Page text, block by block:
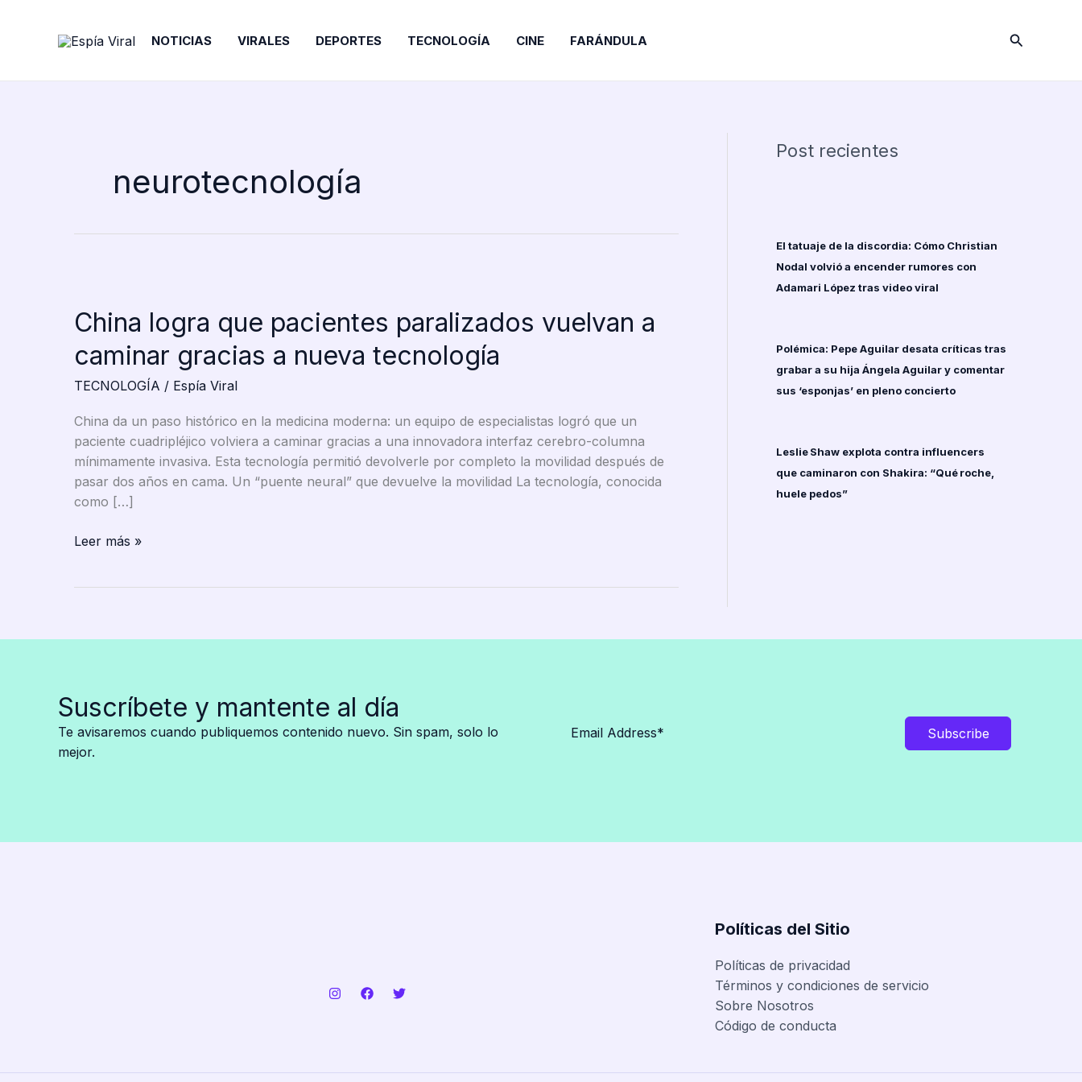
contenido
NOTICIAS VIRALES DEPORTES TECNOLOGÍA CINE FARÁNDULA Buscar
neurotecnología
China logra que pacientes paralizados vuelvan a
caminar gracias a nueva tecnología
TECNOLOGÍA / Espía Viral
China da un paso histórico en la medicina moderna: un equipo de especialistas logró que un
paciente cuadripléjico volviera a caminar gracias a una innovadora interfaz cerebro-columna
mínimamente invasiva. Esta tecnología permitió devolverle por completo la movilidad después de
pasar dos años en cama. Un “puente neural” que devuelve la movilidad La tecnología, conocida
como […]
China
vuelvan
gracias
a
nueva
tecnología
Leer más »
Post recientes
El tatuaje de la discordia: Cómo Christian
Nodal volvió a encender rumores con
Adamari López tras video viral
Polémica: Pepe Aguilar desata críticas tras
grabar a su hija Ángela Aguilar y comentar
sus ‘esponjas’ en pleno concierto
Leslie Shaw explota contra influencers
que caminaron con Shakira: “Qué roche,
huele pedos”
Suscríbete y mantente al día
Te avisaremos cuando publiquemos contenido nuevo. Sin spam, solo lo
mejor.
Subscribe
Políticas del Sitio
Políticas de privacidad
Términos y condiciones de servicio
Sobre Nosotros
Código de conducta